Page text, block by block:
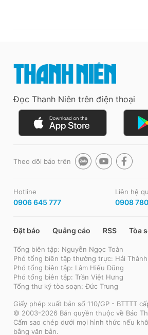
Đọc Thanh Niên trên điện thoại
Theo dõi báo trên
Hotline
0906 645 777
Liên hệ
0908
Đặt báo Quảng cáo RSS Tòa
Tổng biên tập: Nguyễn Ngọc Toàn
Phó tổng biên tập thường trực: Hải Thành
Phó tổng biên tập: Lâm Hiếu Dũng
Phó tổng biên tập: Trần Việt Hưng
Tổng thư ký tòa soạn: Đức Trung
Giấy phép xuất bản số 110/GP - BTTTT
© 2003-2026 Bản quyền thuộc về Báo
Cấm sao chép dưới mọi hình thức nếu
bằng văn bản.